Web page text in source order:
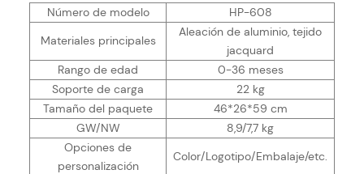
Número de modelo
HP-608
Materiales principales
Aleación de aluminio, tejido
jacquard
Rango de edad
0-36 meses
Soporte de carga
22 kg
Tamaño del paquete
46*26*59 cm
GW/NW
8,9/7,7 kg
Opciones de
personalización
Color/Logotipo/Embalaje/etc.